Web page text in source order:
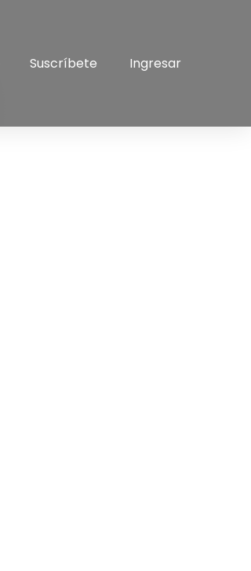
Suscríbete Ingresar